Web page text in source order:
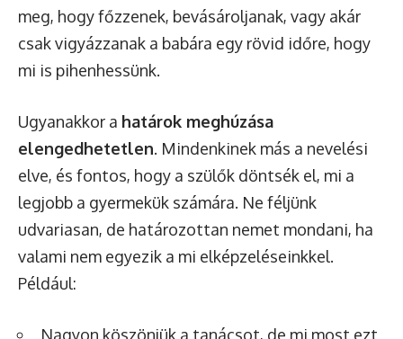
meg, hogy főzzenek, bevásároljanak, vagy akár
csak vigyázzanak a babára egy rövid időre, hogy
mi is pihenhessünk.
Ugyanakkor a határok meghúzása
elengedhetetlen. Mindenkinek más a nevelési
elve, és fontos, hogy a szülők döntsék el, mi a
legjobb a gyermekük számára. Ne féljünk
udvariasan, de határozottan nemet mondani, ha
valami nem egyezik a mi elképzeléseinkkel.
Például:
„Nagyon köszönjük a tanácsot, de mi most ezt